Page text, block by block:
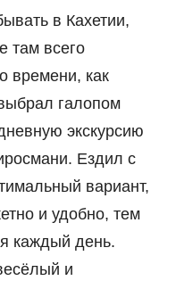
в Кахетии,
там всего
времени, как
галопом
экскурсию
Ездил с
вариант,
и удобно, тем
каждый день.
и